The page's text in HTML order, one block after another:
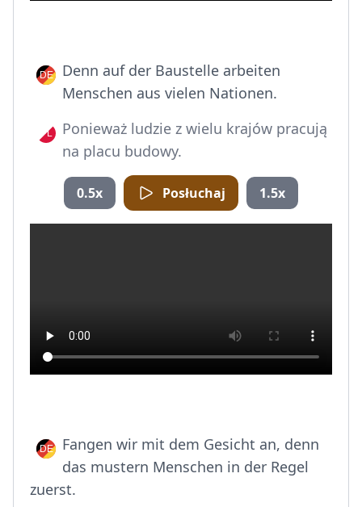
Denn auf der Baustelle arbeiten
Menschen aus vielen Nationen.
Ponieważ ludzie z wielu krajów pracują
na placu budowy.
0.5x Posłuchaj 1.5x
Fangen wir mit dem Gesicht an, denn
das mustern Menschen in der Regel
zuerst.